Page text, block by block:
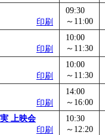
印刷
09:30
～11:00
印刷
10:00
～11:30
印刷
10:00
～11:30
印刷
14:00
～16:00
上映会
印刷
10:30
～12:20